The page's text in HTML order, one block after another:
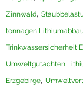
Zinnwald,
tonnagen
Trinkwassersicherheit
Umweltgutachten
Erzgebirge,